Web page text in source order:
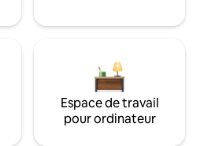
Espace de travail
pour ordinateur